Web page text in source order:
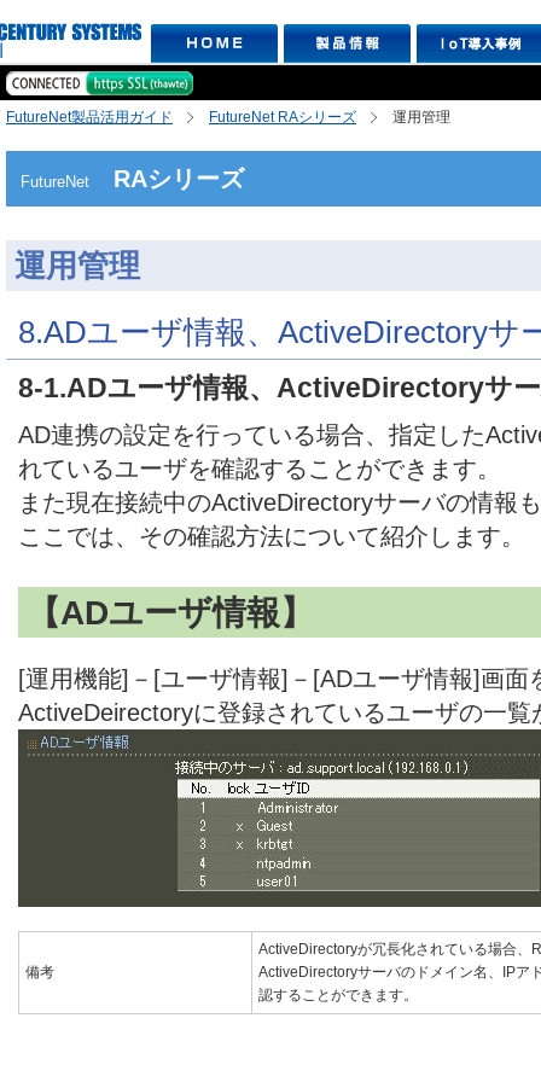
FutureNet製品活用ガイド FutureNet RAシリーズ 運用管理
FutureNet RAシリーズ
運用管理
8.ADユーザ情報、ActiveDirectoryサ
8-1.ADユーザ情報、ActiveDirectoryサ
AD連携の設定を行っている場合、指定した
れているユーザを確認することができます。
また現在接続中のActiveDirectoryサーバの情報
ここでは、その確認方法について紹介します。
【ADユーザ情報】
[運用機能]－[ユーザ情報]－[ADユーザ情報]画面
ActiveDeirectoryに登録されているユーザの一覧
備考
ActiveDirectoryが冗長化されている場合、
ActiveDirectoryサーバのドメイン名、IPア
認することができます。